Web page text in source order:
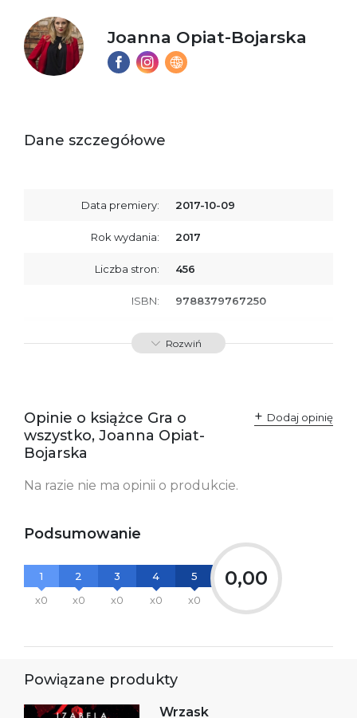
Joanna Opiat-Bojarska
Dane szczegółowe
Data premiery: 2017-10-09
Rok wydania: 2017
Liczba stron: 456
ISBN: 9788379767250
SKU: E200923
Polska
kontakt@wydajenamsie.pl
+48 61 623 38 38
informacje dotyczące
Rozwiń
Opinie o książce Gra o
wszystko, Joanna Opiat-
Bojarska
Dodaj opinię
Na razie nie ma opinii o produkcie.
Podsumowanie
1
x0
2
x0
3
x0
4
x0
5
x0
0,00
Powiązane produkty
Wrzask